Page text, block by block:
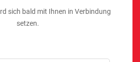
sich bald mit Ihnen in Verbindung
setzen.